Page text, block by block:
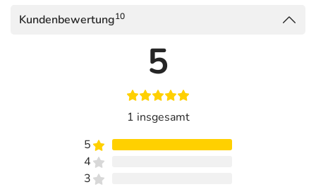
Kundenbewertung10
5
1 insgesamt
5
4
3